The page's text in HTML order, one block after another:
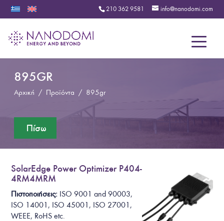
210 362 9581 info@nanodomi.com
895GR
Αρχική / Προϊόντα / 895gr
SolarEdge Power Optimizer P404-
4RM4MRM
Πιστοποιήσεις: ISO 9001 and 90003,
ISO 14001, ISO 45001, ISO 27001,
WEEE, RoHSetc.